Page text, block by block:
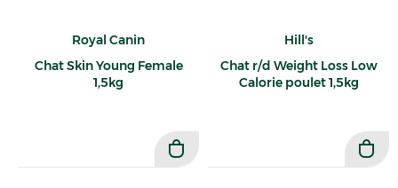
Royal Canin
Chat Skin Young Female
1,5kg
Hill's
Chat r/d Weight Loss Low
Calorie poulet 1,5kg